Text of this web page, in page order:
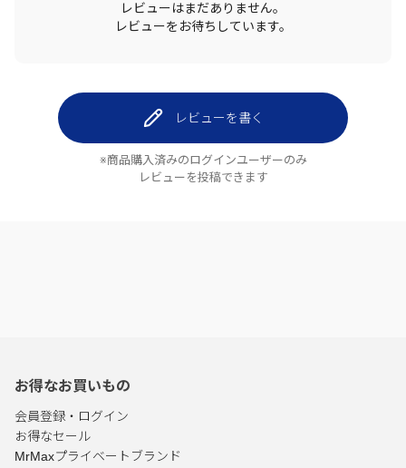
レビューはまだありません。
レビューをお待ちしています。
レビューを書く
※商品購入済みのログインユーザーのみ
レビューを投稿できます
お得なお買いもの
会員登録・ログイン
お得なセール
MrMaxプライベートブランド